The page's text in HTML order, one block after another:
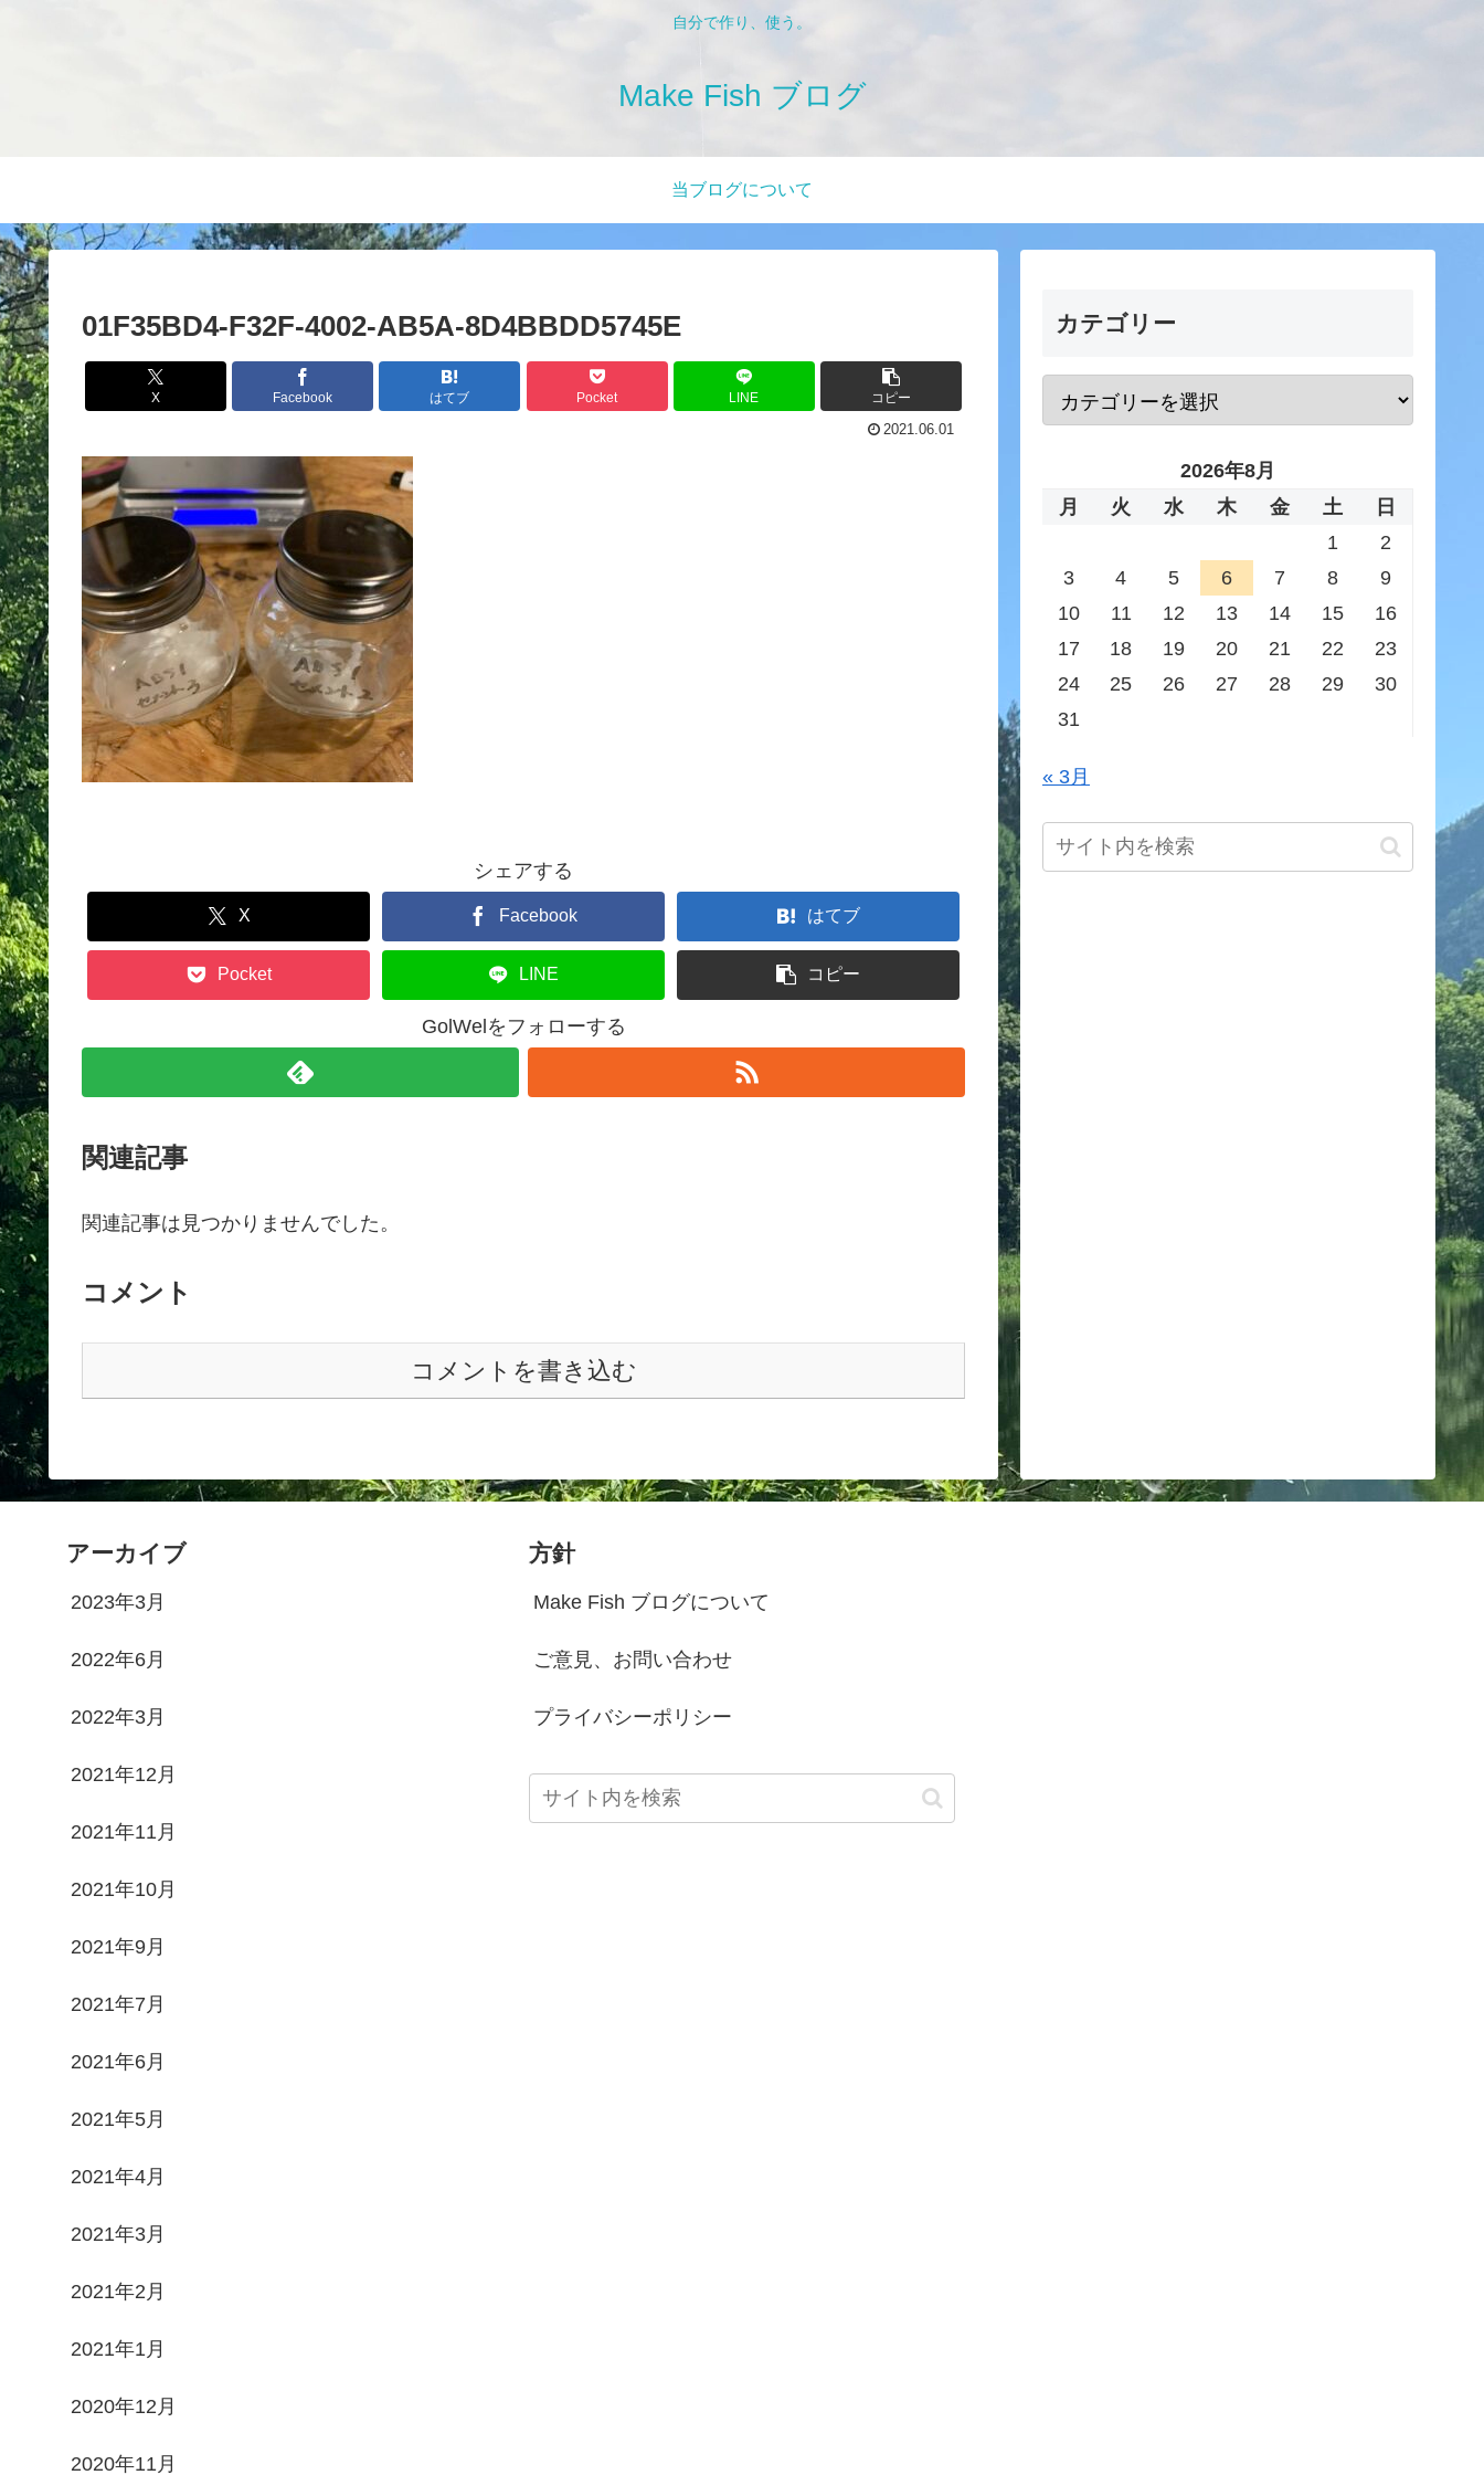
自分で作り、使う。
Make Fish ブログ
当ブログについて
01F35BD4-F32F-4002-AB5A-8D4BBDD5745E
X Facebook はてブ Pocket LINE コピー
2021.06.01
シェアする
X Facebook はてブ
Pocket LINE コピー
GolWelをフォローする
関連記事
関連記事は見つかりませんでした。
コメント
コメントを書き込む
カテゴリー
2026年8月
月
火 水 木 金 土
日
1
2
3
4 5 6 7 8
9
10
11 12 13 14 15
16
17
18 19 20 21 22
23
24
25 26 27 28 29
30
31
« 3月
アーカイブ
2023年3月
2022年6月
2022年3月
2021年12月
2021年11月
2021年10月
2021年9月
2021年7月
2021年6月
2021年5月
2021年4月
2021年3月
2021年2月
2021年1月
2020年12月
2020年11月
方針
Make Fish ブログについて
ご意見、お問い合わせ
プライバシーポリシー